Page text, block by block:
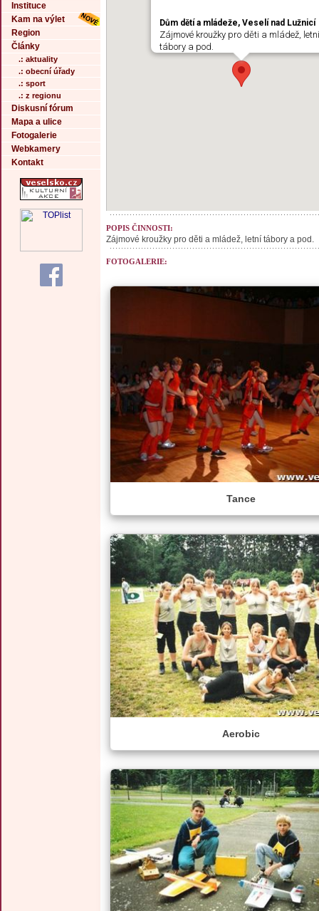
Instituce
Kam na výlet
Region
Články
.: aktuality
.: obecní úřady
.: sport
.: z regionu
Diskusní fórum
Mapa a ulice
Fotogalerie
Webkamery
Kontakt
Dům dětí a mládeže, Veselí nad Lužnicí
Zájmové kroužky pro děti a mládež, letní
tábory a pod.
POPIS ČINNOSTI:
Zájmové kroužky pro děti a mládež, letní tábory a pod.
FOTOGALERIE:
Tance
Aerobic